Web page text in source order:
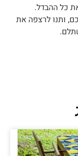
כל ההבדל.
ותנו לרצפה את